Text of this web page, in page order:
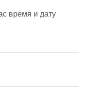
время и дату